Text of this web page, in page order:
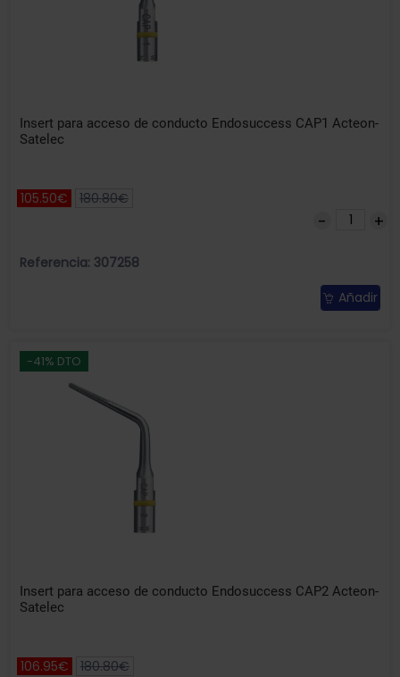
Insert para acceso de conducto Endosuccess CAP1 Acteon-
Satelec
105.50€ 180.80€
Referencia: 307258
Añadir
-41% DTO
Insert para acceso de conducto Endosuccess CAP2 Acteon-
Satelec
106.95€ 180.80€